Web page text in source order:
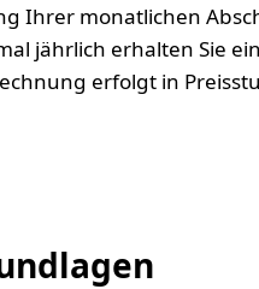
Ihrer monatlichen
jährlich erhalten Sie
erfolgt in